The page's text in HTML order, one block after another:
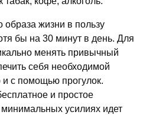
образа жизни в пользу
бы на 30 минут в день. Для
менять привычный
себя необходимой
с помощью прогулок.
и простое
усилиях идет